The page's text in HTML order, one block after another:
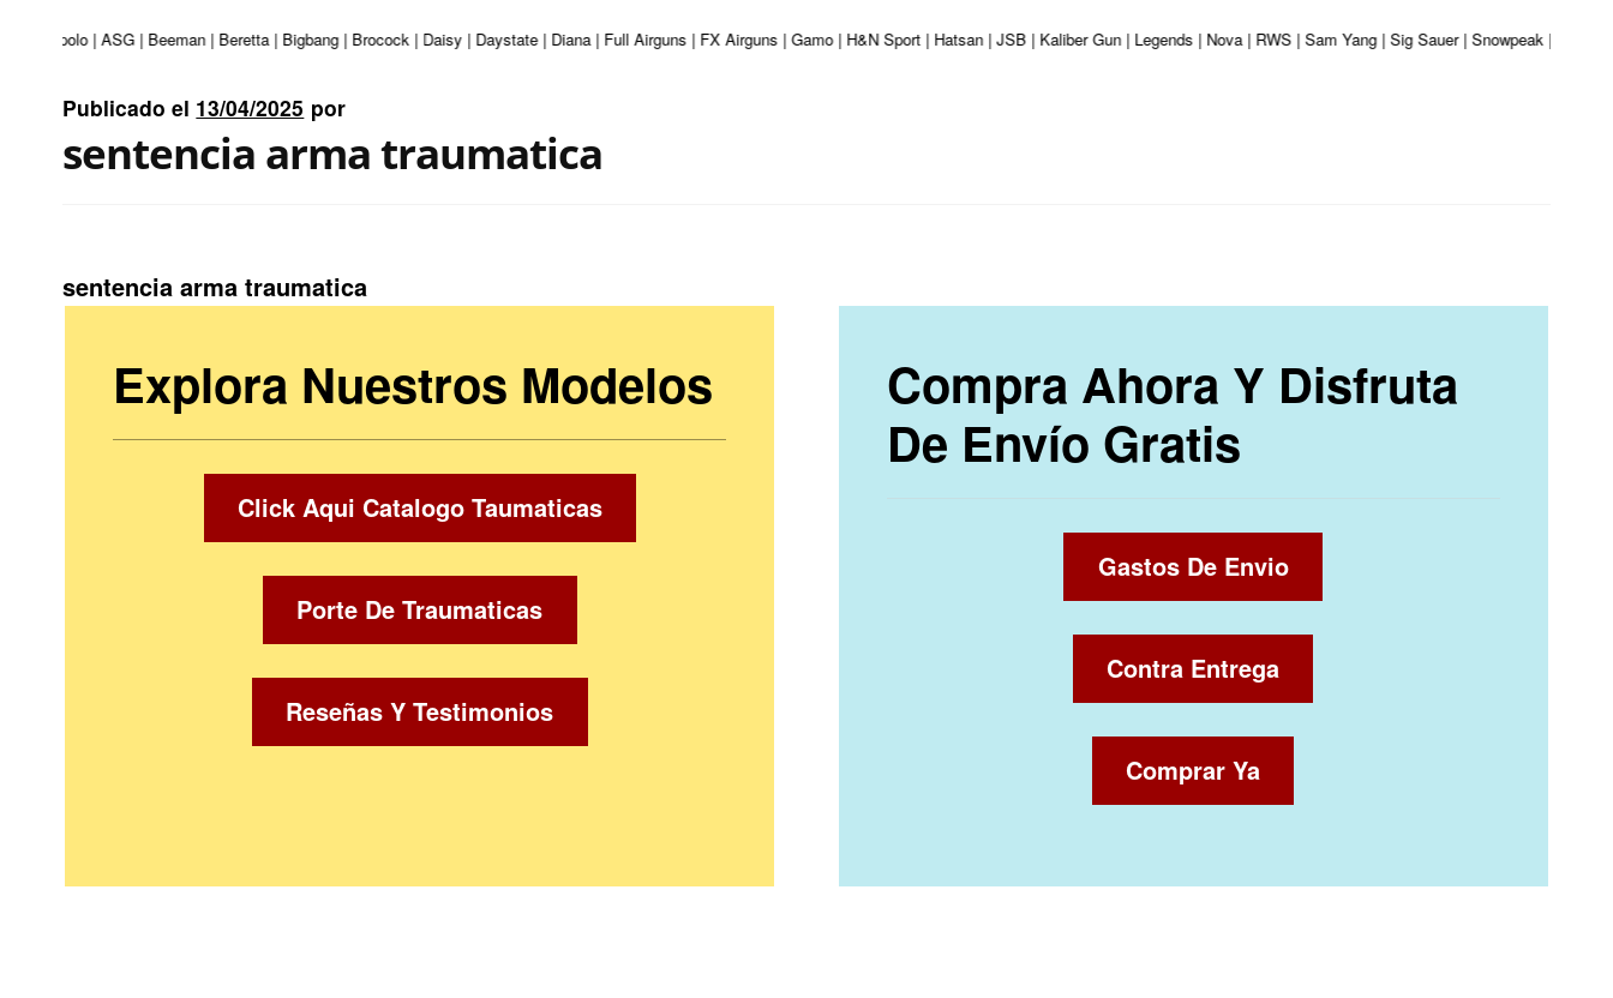
| Apolo | ASG | Beeman | Beretta | Bigbang | Brocock | Daisy | Daystate | Diana | Full Airguns | FX Airguns | Gamo | H&N Sport | Hatsan | JSB | Kaliber Gun | Legends | Nova | RWS | Sam Yang | Sig Sauer | Snowpeak |
Publicado el 13/04/2025 por
sentencia arma traumatica
sentencia arma traumatica
Explora Nuestros Modelos
Click Aqui Catalogo Taumaticas
Porte De Traumaticas
Reseñas Y Testimonios
Compra Ahora Y Disfruta
De Envío Gratis
Gastos De Envio
Contra Entrega
Comprar Ya